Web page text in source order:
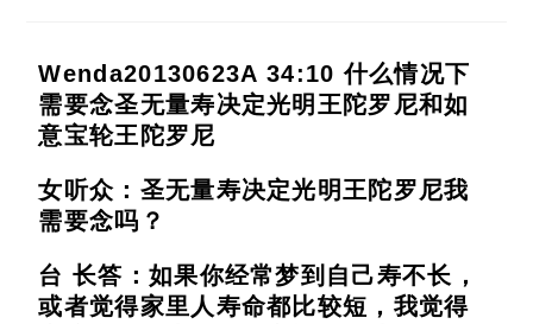
Wenda20130623A 34:10什么情况下
需要念圣无量寿决定光明王陀罗尼和如
意宝轮王陀罗尼
女听众：圣无量寿决定光明王陀罗尼我
需要念吗？
台 长答：如果你经常梦到自己寿不长，
或者觉得家里人寿命都比较短，我觉得